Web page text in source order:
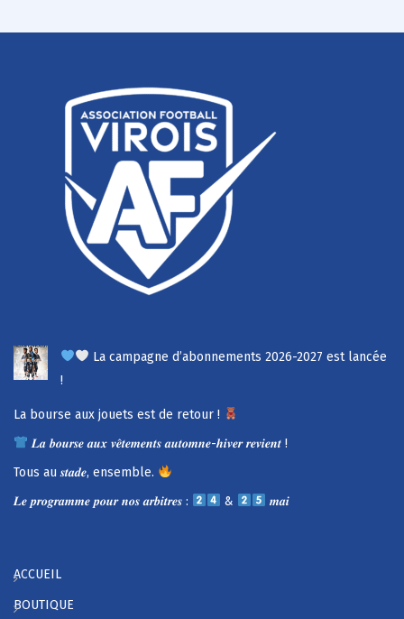
La campagne d’abonnements 2026-2027 est lancée
!
La bourse aux jouets est de retour !
𝑳𝒂 𝒃𝒐𝒖𝒓𝒔𝒆 𝒂𝒖𝒙 𝒗𝒆̂𝒕𝒆𝒎𝒆𝒏𝒕𝒔 𝒂𝒖𝒕𝒐𝒎𝒏𝒆-𝒉𝒊𝒗𝒆𝒓 𝒓𝒆𝒗𝒊𝒆𝒏𝒕 !
Tous au 𝒔𝒕𝒂𝒅𝒆, ensemble.
𝑳𝒆 𝒑𝒓𝒐𝒈𝒓𝒂𝒎𝒎𝒆 𝒑𝒐𝒖𝒓 𝒏𝒐𝒔 𝒂𝒓𝒃𝒊𝒕𝒓𝒆𝒔 :
& 𝒎𝒂𝒊
ACCUEIL
BOUTIQUE